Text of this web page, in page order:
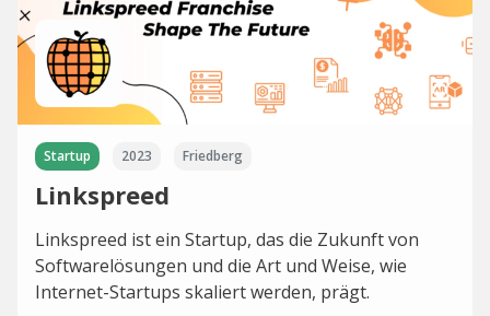
Startup 2023 Friedberg
Linkspreed
Linkspreed ist ein Startup, das die Zukunft von
Softwarelösungen und die Art und Weise, wie
Internet-Startups skaliert werden, prägt.